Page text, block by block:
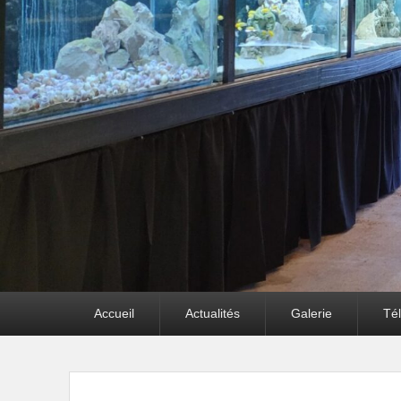
Accueil Actualités Galerie